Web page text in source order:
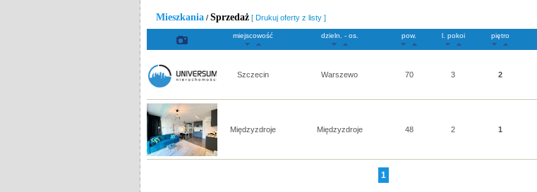
Mieszkania / Sprzedaż [ Drukuj oferty z listy ]
miejscowość dzieln. - os. pow. l. pokoi piętro
Szczecin Warszewo 70 3 2
Międzyzdroje Międzyzdroje 48 2 1
1